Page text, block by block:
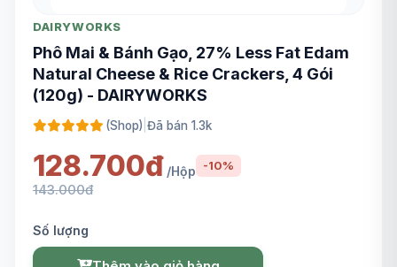
DAIRYWORKS
Phô Mai & Bánh Gạo, 27% Less Fat Edam
Natural Cheese & Rice Crackers, 4 Gói
(120g) - DAIRYWORKS
(Shop) Đã bán 1.3k
128.700đ /Hộp -10%
143.000đ
Số lượng